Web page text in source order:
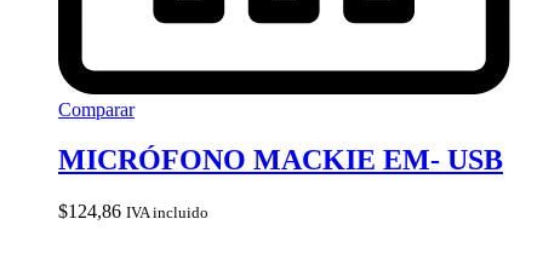
Comparar
MICRÓFONO MACKIE EM- USB
$124,86 IVA incluido